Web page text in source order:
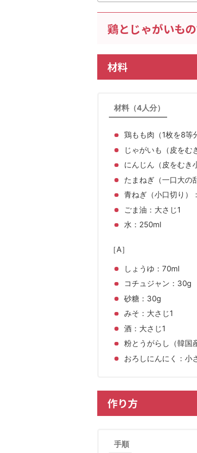
鶏とじゃがいも
材料
材料（4人分）
鶏もも肉（1枚を8等
じゃがいも（皮をむ
にんじん（皮をむき
たまねぎ（一口大の
青ねぎ（小口切り）
ごま油：大さじ1
水：250ml
［A］
しょうゆ：70ml
コチュジャン：30g
砂糖：30g
みそ：大さじ1
酒：大さじ1
粉とうがらし（韓国
おろしにんにく：小
作り方
手順